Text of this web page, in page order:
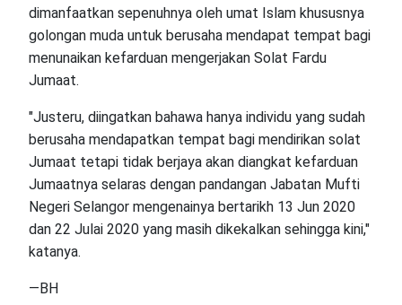
dimanfaatkan sepenuhnya oleh umat Islam khususnya
golongan muda untuk berusaha mendapat tempat bagi
menunaikan kefarduan mengerjakan Solat Fardu
Jumaat.
"Justeru, diingatkan bahawa hanya individu yang sudah
berusaha mendapatkan tempat bagi mendirikan solat
Jumaat tetapi tidak berjaya akan diangkat kefarduan
Jumaatnya selaras dengan pandangan Jabatan Mufti
Negeri Selangor mengenainya bertarikh 13 Jun 2020
dan 22 Julai 2020 yang masih dikekalkan sehingga kini,"
katanya.
—BH